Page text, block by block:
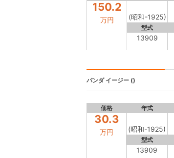
150.2
万円 (昭和-1925)
型式
13909
パンダイージー ()
価格 年式
30.3
万円 (昭和-1925)
型式
13909